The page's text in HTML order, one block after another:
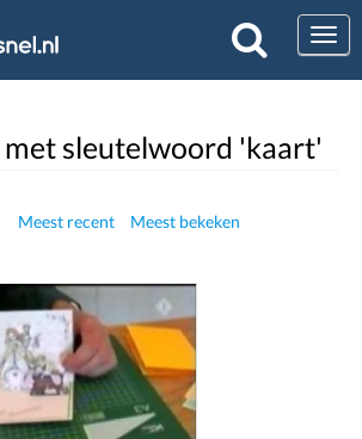
sleutelwoord 'kaart'
Meest recent Meest bekeken